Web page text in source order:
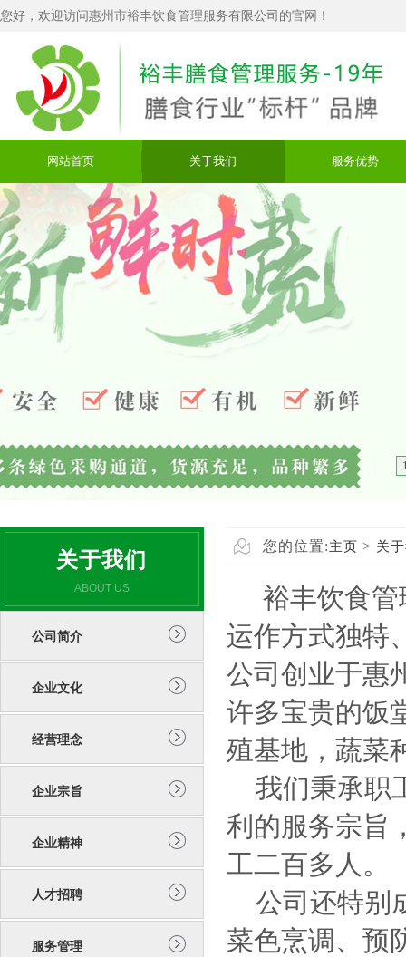
您好，欢迎访问惠州市裕丰饮食管理服务有限公司的官网！
网站首页 关于我们 服务优势
关于我们
ABOUT US
公司简介
企业文化
经营理念
企业宗旨
企业精神
人才招聘
服务管理
您的位置:主页 > 关
裕丰饮食管
运作方式独特
公司创业于惠
许多宝贵的饭
殖基地，蔬菜
我们秉承职
利的服务宗旨
工二百多人。
公司还特别
菜色烹调、预